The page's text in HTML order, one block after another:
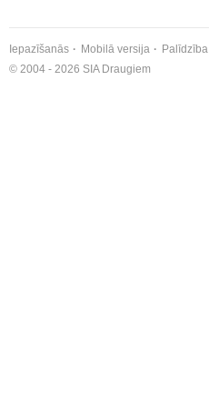
Iepazīšanās Mobilā versija Palīdzība
© 2004 - 2026 SIA Draugiem